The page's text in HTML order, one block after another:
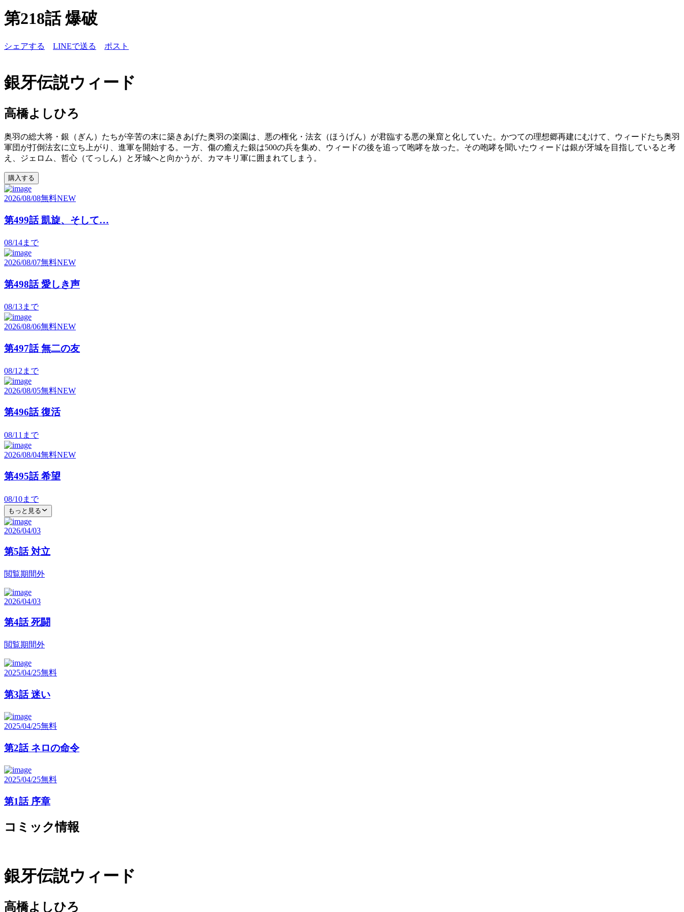
第218話 爆破
シェアする LINEで送る ポスト
銀牙伝説ウィード
高橋よしひろ
奥羽の総大将・銀（ぎん）たちが辛苦の末に築きあげた奥羽の楽園は、悪の権化・法玄（ほうげん）が君臨する悪の巣窟と化していた。かつての理想郷再建にむけて、ウィードたち奥羽
軍団が打倒法玄に立ち上がり、進軍を開始する。一方、傷の癒えた銀は500の兵を集め、ウィードの後を追って咆哮を放った。その咆哮を聞いたウィードは銀が牙城を目指していると考
え、ジェロム、哲心（てっしん）と牙城へと向かうが、カマキリ軍に囲まれてしまう。
購入する
2026/08/08無料NEW
第499話 凱旋、そして…
08/14まで
2026/08/07無料NEW
第498話 愛しき声
08/13まで
2026/08/06無料NEW
第497話 無二の友
08/12 まで
2026/08/05無料NEW
第496話 復活
08/11 まで
2026/08/04無料NEW
第495話 希望
08/10まで
もっと見る
2026/04/03
第5話 対立
閲覧期間外
2026/04/03
第4話 死闘
閲覧期間外
2025/04/25無料
第3話 迷い
2025/04/25無料
第2話 ネロの命令
2025/04/25無料
第1話 序章
コミック情報
銀牙伝説ウィード
高橋よしひろ